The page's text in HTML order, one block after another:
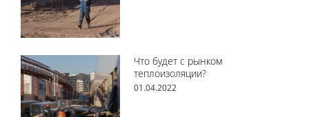
Что будет с рынком
теплоизоляции?
01.04.2022